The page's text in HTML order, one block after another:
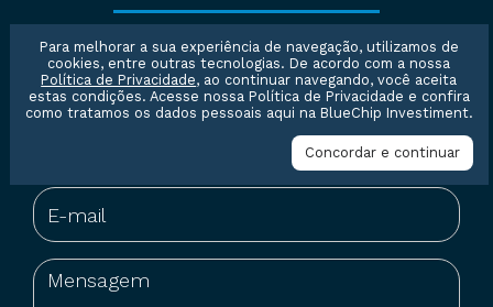
Para melhorar a sua experiência de navegação, utilizamos de
cookies, entre outras tecnologias. De acordo com a nossa
Política de Privacidade, ao continuar navegando, você aceita
estas condições. Acesse nossa Política de Privacidade e confira
como tratamos os dados pessoais aqui na BlueChip Investiment.
Concordar e continuar